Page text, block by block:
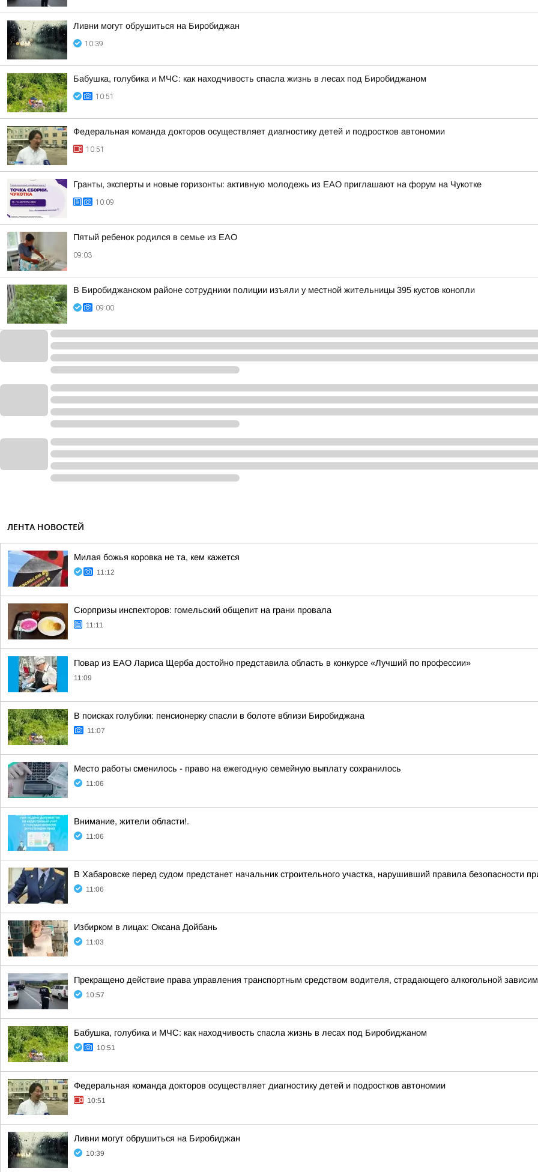
Ливни могут обрушиться на Биробиджан
10:39
Бабушка, голубика и МЧС: как находчивость спасла жизнь в лесах под Биробиджаном
10:51
Федеральная команда докторов осуществляет диагностику детей и подростков автономии
10:51
Гранты, эксперты и новые горизонты: активную молодежь из ЕАО приглашают на форум на Чукотке
10:09
Пятый ребенок родился в семье из ЕАО
09:03
В Биробиджанском районе сотрудники полиции изъяли у местной жительницы 395 кустов конопли
09:00
ЛЕНТА НОВОСТЕЙ
Милая божья коровка не та, кем кажется
11:12
Сюрпризы инспекторов: гомельский общепит на грани провала
11:11
Повар из ЕАО Лариса Щерба достойно представила область в конкурсе «Лучший по профессии»
11:09
В поисках голубики: пенсионерку спасли в болоте вблизи Биробиджана
11:07
Место работы сменилось - право на ежегодную семейную выплату сохранилось
11:06
Внимание, жители области!.
11:06
В Хабаровске перед судом предстанет начальник строительного участка, нарушивший правила безопасности
11:06
Избирком в лицах: Оксана Дойбань
11:03
Прекращено действие права управления транспортным средством водителя, страдающего алкогольной
10:57
Бабушка, голубика и МЧС: как находчивость спасла жизнь в лесах под Биробиджаном
10:51
Федеральная команда докторов осуществляет диагностику детей и подростков автономии
10:51
Ливни могут обрушиться на Биробиджан
10:39